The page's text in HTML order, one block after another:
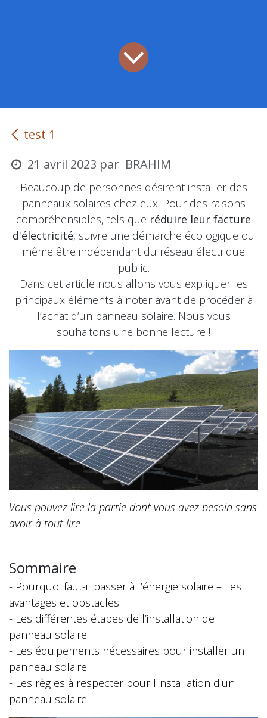
test 1
21 avril 2023 par BRAHIM
Beaucoup de personnes désirent installer des
panneaux solaires chez eux. Pour des raisons
compréhensibles, tels que réduire leur facture
d'électricité, suivre une démarche écologique ou
même être indépendant du réseau électrique
public.
Dans cet article nous allons vous expliquer les
principaux éléments à noter avant de procéder à
l’achat d’un panneau solaire. Nous vous
souhaitons une bonne lecture !
Vous pouvez lire la partie dont vous avez besoin sans
avoir à tout lire
Sommaire
- Pourquoi faut-il passer à l’énergie solaire – Les
avantages et obstacles
- Les différentes étapes de l’installation de
panneau solaire
- Les équipements nécessaires pour installer un
panneau solaire
- Les règles à respecter pour l'installation d'un
panneau solaire